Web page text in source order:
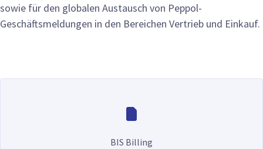
sowie für den globalen Austausch von Peppol-
Geschäftsmeldungen in den Bereichen Vertrieb und Einkauf.
BIS Billing